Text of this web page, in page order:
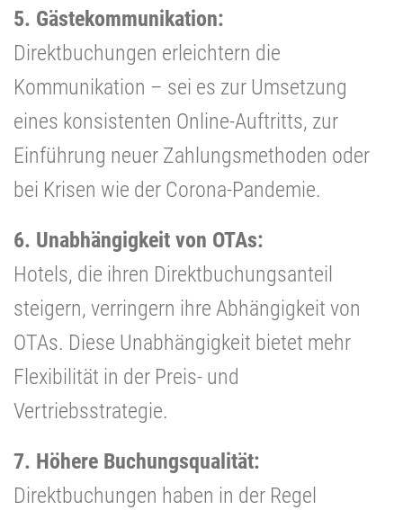
5. Gästekommunikation:
Direktbuchungen erleichtern die
Kommunikation – sei es zur Umsetzung
eines konsistenten Online-Auftritts, zur
Einführung neuer Zahlungsmethoden oder
bei Krisen wie der Corona-Pandemie.
6. Unabhängigkeit von OTAs:
Hotels, die ihren Direktbuchungsanteil
steigern, verringern ihre Abhängigkeit von
OTAs. Diese Unabhängigkeit bietet mehr
Flexibilität in der Preis- und
Vertriebsstrategie.
7. Höhere Buchungsqualität:
Direktbuchungen haben in der Regel